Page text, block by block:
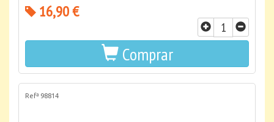
16,90 €
Comprar
Refª 98814